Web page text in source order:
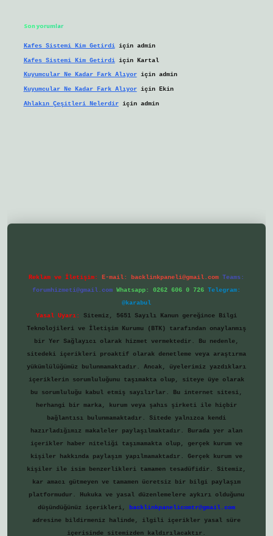
Son yorumlar
Kafes Sistemi Kim Getirdiiçin admin
Kafes Sistemi Kim Getirdiiçin Kartal
Kuyumcular Ne Kadar Fark Alıyoriçin admin
Kuyumcular Ne Kadar Fark Alıyoriçin Ekin
Ahlakın Çeşitleri Nelerdiriçin admin
Reklam ve İletişim: E-mail: backlinkpaneli@gmail.com Teams:
forumhizmeti@gmail.com Whatsapp: 0262 606 0 726 Telegram:
@karabul
Yasal Uyarı:
Sitemiz, 5651 Sayılı Kanun gereğince Bilgi
Teknolojileri ve İletişim Kurumu (BTK) tarafından onaylanmış
bir Yer Sağlayıcı olarak hizmet vermektedir. Bu nedenle,
sitedeki içerikleri proaktif olarak denetleme veya araştırma
yükümlülüğümüz bulunmamaktadır. Ancak, üyelerimiz yazdıkları
içeriklerin sorumluluğunu taşımakta olup, siteye üye olarak
bu sorumluluğu kabul etmiş sayılırlar. Bu internet sitesi,
herhangi bir marka, kurum veya şahıs şirketi ile hiçbir
bağlantısı bulunmamaktadır. Sitede yalnızca kendi
hazırladığımız makaleler paylaşılmaktadır. Burada yer alan
içerikler haber niteliği taşımamakta olup, gerçek kurum ve
kişiler hakkında paylaşım yapılmamaktadır. Gerçek kurum ve
kişiler ile isim benzerlikleri tamamen tesadüfidir. Sitemiz,
kar amacı gütmeyen ve tamamen ücretsiz bir bilgi paylaşım
platformudur. Hukuka ve yasal düzenlemelere aykırı olduğunu
düşündüğünüz içerikleri,
backlinkpanelicomtr@gmail.com
adresine bildirmeniz halinde, ilgili içerikler yasal süre
içerisinde sitemizden kaldırılacaktır.